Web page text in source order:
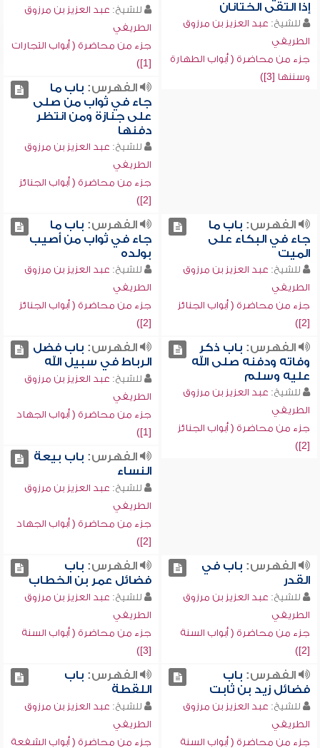
إذا التقى الختانان
للشيخ: عبد العزيز بن مرزوق
الطريفي
جزء من محاضرة ( أبواب الطهارة
وسننها [3])
للشيخ: عبد العزيز بن مرزوق
الطريفي
جزء من محاضرة ( أبواب التجارات
[1])
الفهرس: باب ما
جاء في ثواب من صلى
على جنازة ومن انتظر
دفنها
للشيخ: عبد العزيز بن مرزوق
الطريفي
جزء من محاضرة ( أبواب الجنائز
[2])
الفهرس: باب ما
جاء في البكاء على
الميت
للشيخ: عبد العزيز بن مرزوق
الطريفي
جزء من محاضرة ( أبواب الجنائز
[2])
الفهرس: باب ما
جاء في ثواب من أصيب
بولده
للشيخ: عبد العزيز بن مرزوق
الطريفي
جزء من محاضرة ( أبواب الجنائز
[2])
الفهرس: باب ذكر
وفاته ودفنه صلى الله
عليه وسلم
للشيخ: عبد العزيز بن مرزوق
الطريفي
جزء من محاضرة ( أبواب الجنائز
[2])
الفهرس: باب فضل
الرباط في سبيل الله
للشيخ: عبد العزيز بن مرزوق
الطريفي
جزء من محاضرة ( أبواب الجهاد
[1])
الفهرس: باب بيعة
النساء
للشيخ: عبد العزيز بن مرزوق
الطريفي
جزء من محاضرة ( أبواب الجهاد
[2])
الفهرس: باب في
القدر
للشيخ: عبد العزيز بن مرزوق
الطريفي
جزء من محاضرة ( أبواب السنة
[2])
الفهرس: باب
فضائل عمر بن الخطاب
للشيخ: عبد العزيز بن مرزوق
الطريفي
جزء من محاضرة ( أبواب السنة
[3])
الفهرس: باب
فضائل زيد بن ثابت
للشيخ: عبد العزيز بن مرزوق
الطريفي
جزء من محاضرة ( أبواب السنة
الفهرس: باب
اللقطة
للشيخ: عبد العزيز بن مرزوق
الطريفي
جزء من محاضرة ( أبواب الشفعة